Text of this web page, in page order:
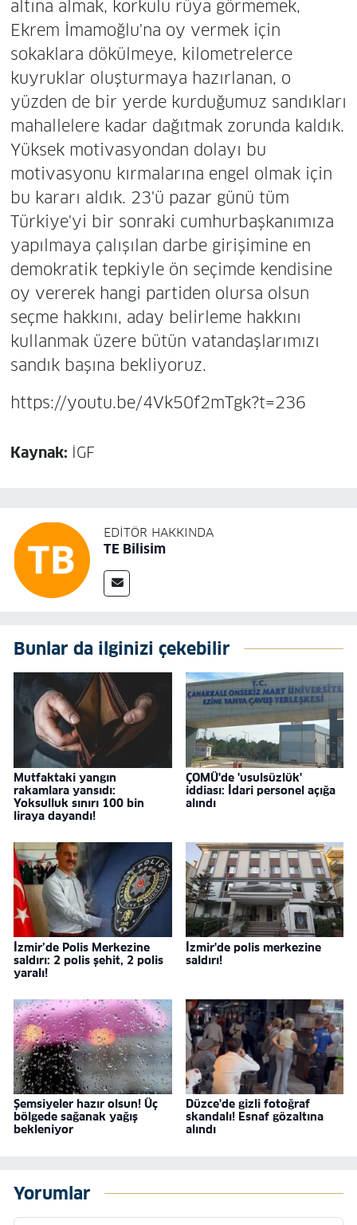
altına almak, korkulu rüya görmemek,
Ekrem İmamoğlu'na oy vermek için
sokaklara dökülmeye, kilometrelerce
kuyruklar oluşturmaya hazırlanan, o
yüzden de bir yerde kurduğumuz sandıkları
mahallelere kadar dağıtmak zorunda kaldık.
Yüksek motivasyondan dolayı bu
motivasyonu kırmalarına engel olmak için
bu kararı aldık. 23'ü pazar günü tüm
Türkiye'yi bir sonraki cumhurbaşkanımıza
yapılmaya çalışılan darbe girişimine en
demokratik tepkiyle ön seçimde kendisine
oy vererek hangi partiden olursa olsun
seçme hakkını, aday belirleme hakkını
kullanmak üzere bütün vatandaşlarımızı
sandık başına bekliyoruz.
https://youtu.be/4Vk50f2mTgk?t=236
Kaynak: İGF
EDITÖR HAKKINDA
TE Bilisim
Bunlar da ilginizi çekebilir
Mutfaktaki yangın
rakamlara yansıdı:
Yoksulluk sınırı 100 bin
liraya dayandı!
ÇOMÜ'de 'usulsüzlük'
iddiası: İdari personel açığa
alındı
İzmir’de Polis Merkezine
saldırı: 2 polis şehit, 2 polis
yaralı!
İzmir'de polis merkezine
saldırı!
Şemsiyeler hazır olsun! Üç
bölgede sağanak yağış
bekleniyor
Düzce'de gizli fotoğraf
skandalı! Esnaf gözaltına
alındı
Yorumlar